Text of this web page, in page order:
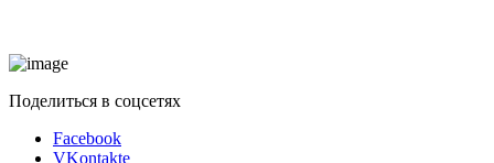
Поделиться в соцсетях
Facebook
VKontakte